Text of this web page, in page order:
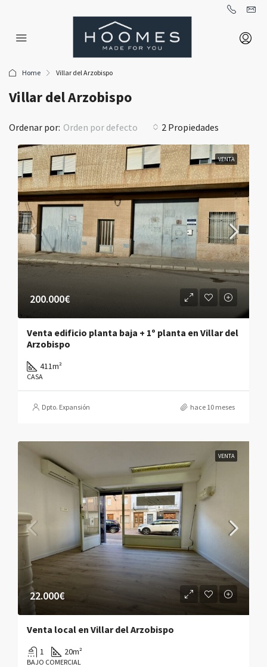
Home Villar del Arzobispo
Villar del Arzobispo
2 Propiedades
Ordenar por: Orden por defecto
VENTA
200.000€
Venta edificio planta baja + 1º planta en Villar del
Arzobispo
411m²
CASA
Dpto. Expansión hace 10 meses
VENTA
22.000€
Venta local en Villar del Arzobispo
1 20m²
BAJO COMERCIAL